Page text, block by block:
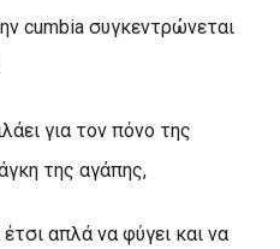
cumbia συγκεντρώνεται
για τον πόνο της
της αγάπης,
απλά να φύγει και να